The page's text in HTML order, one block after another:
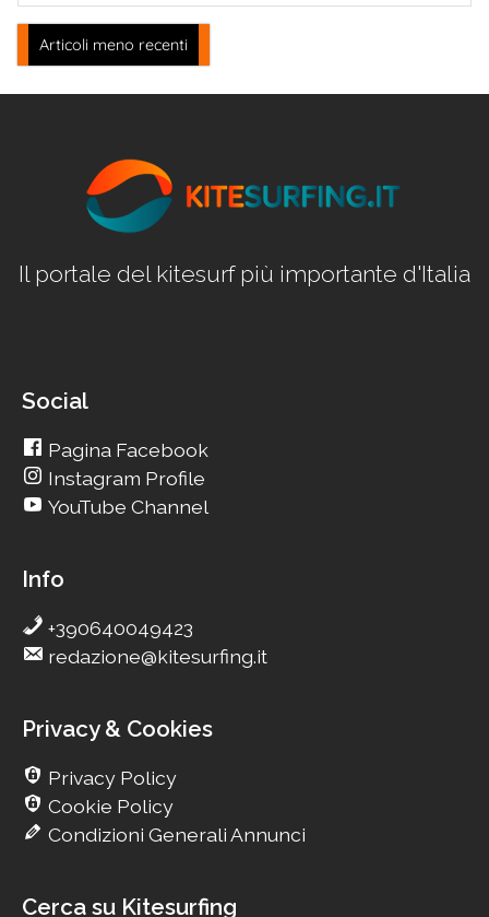
Navigazione
articoli
Articoli meno recenti
Il portale del kitesurf più importante d'Italia
Social
Pagina Facebook
Instagram Profile
YouTube Channel
Info
+390640049423
redazione@kitesurfing.it
Privacy & Cookies
Privacy Policy
Cookie Policy
Condizioni Generali Annunci
Cerca su Kitesurfing